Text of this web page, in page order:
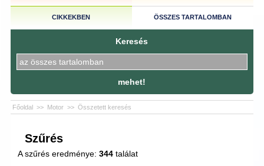
CIKKEKBEN ÖSSZES TARTALOMBAN
Keresés
mehet!
Főoldal >> Motor >> Összetett keresés
Szűrés
A szűrés eredménye:344 találat